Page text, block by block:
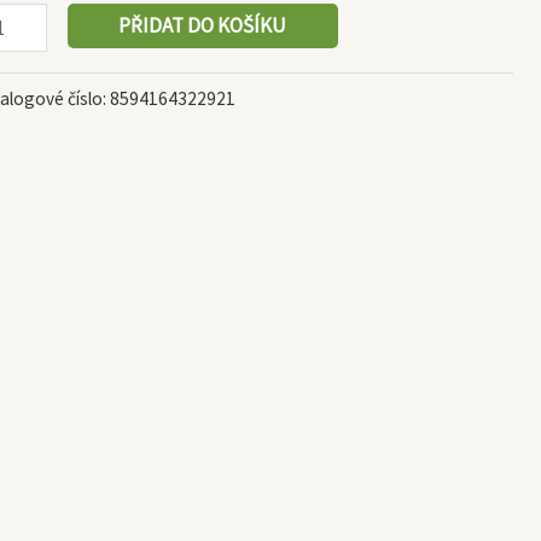
PŘIDAT DO KOŠÍKU
číslo: 8594164322921